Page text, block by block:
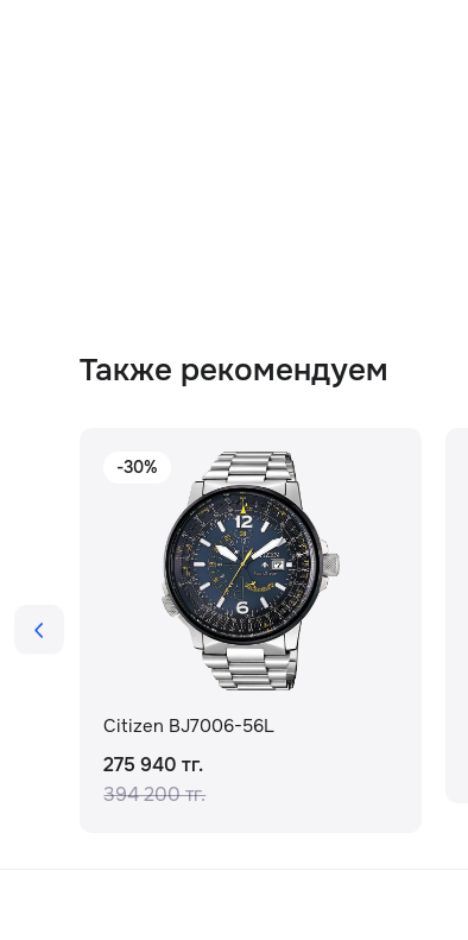
Также рекомендуем
-30%
Citizen BJ7006-56L
275 940 тг.
394 200 тг.